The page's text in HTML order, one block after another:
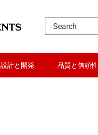
設計と開発 品質と信頼性